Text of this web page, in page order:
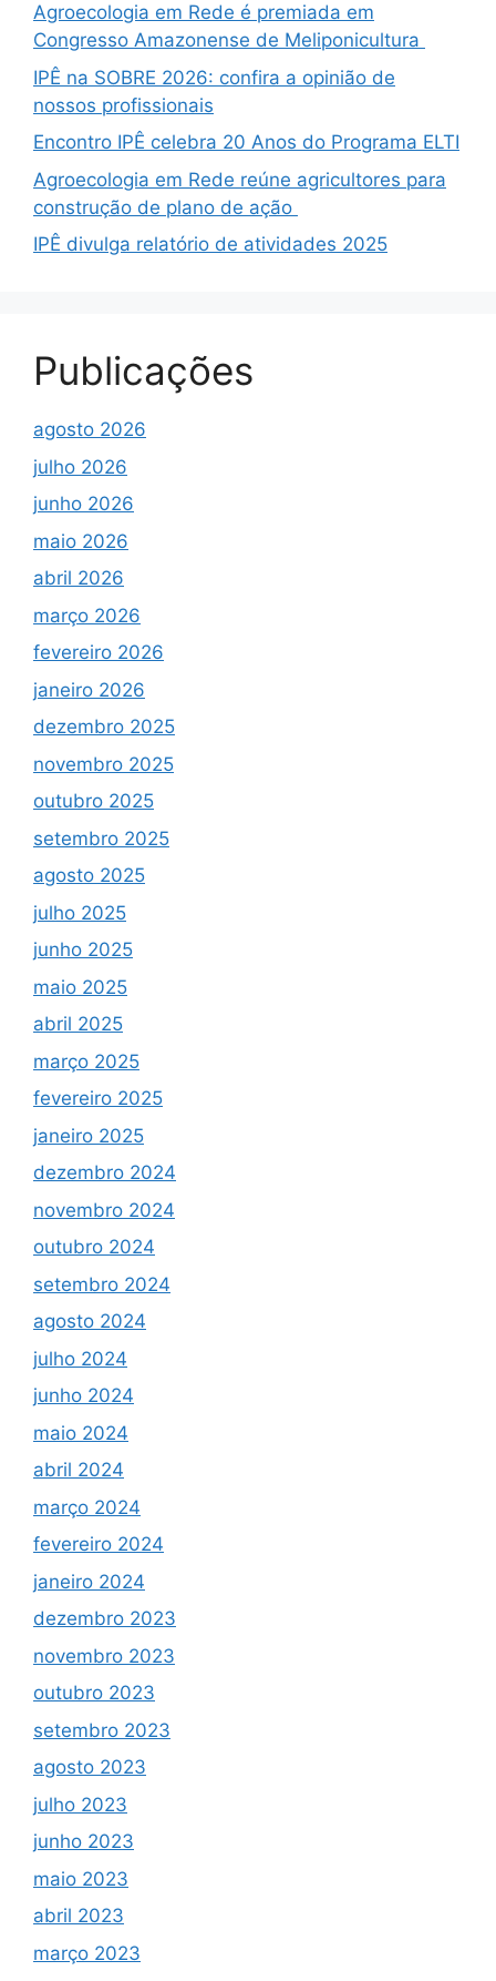
Agroecologia em Rede é premiada em
Congresso Amazonense de Meliponicultura
IPÊ na SOBRE 2026: confira a opinião de
nossos profissionais
Encontro IPÊ celebra 20 Anos do Programa ELTI
Agroecologia em Rede reúne agricultores para
construção de plano de ação
IPÊ divulga relatório de atividades 2025
Publicações
agosto 2026
julho 2026
junho 2026
maio 2026
abril 2026
março 2026
fevereiro 2026
janeiro 2026
dezembro 2025
novembro 2025
outubro 2025
setembro 2025
agosto 2025
julho 2025
junho 2025
maio 2025
abril 2025
março 2025
fevereiro 2025
janeiro 2025
dezembro 2024
novembro 2024
outubro 2024
setembro 2024
agosto 2024
julho 2024
junho 2024
maio 2024
abril 2024
março 2024
fevereiro 2024
janeiro 2024
dezembro 2023
novembro 2023
outubro 2023
setembro 2023
agosto 2023
julho 2023
junho 2023
maio 2023
abril 2023
março 2023